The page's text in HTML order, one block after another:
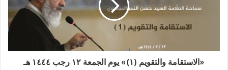
«الاستقامة والتقويم (١)» يوم الجمعة ١٢ رجب ١٤٤٤ هـ